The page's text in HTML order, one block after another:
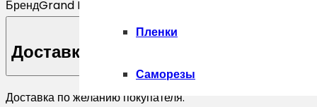
Пленки
Саморезы
БрендGrand Line
Доставка
Доставка по желанию покупателя.